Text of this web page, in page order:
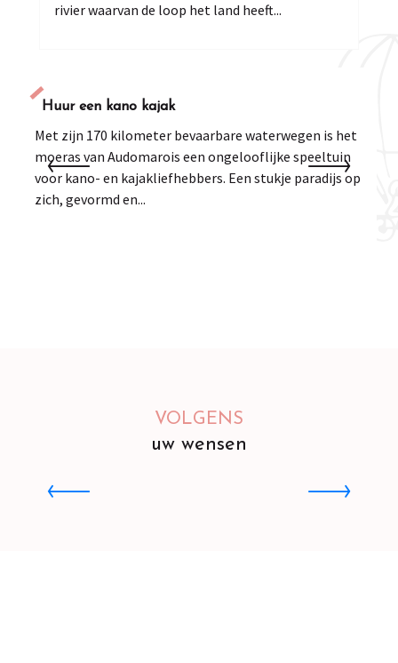
rivier waarvan de loop het land heeft...
Huur een kano kajak
Met zijn 170 kilometer bevaarbare waterwegen is het
moeras van Audomarois een ongelooflijke speeltuin
voor kano- en kajakliefhebbers. Een stukje paradijs op
zich, gevormd en...
VOLGENS
uw wensen
De paden bewandelen